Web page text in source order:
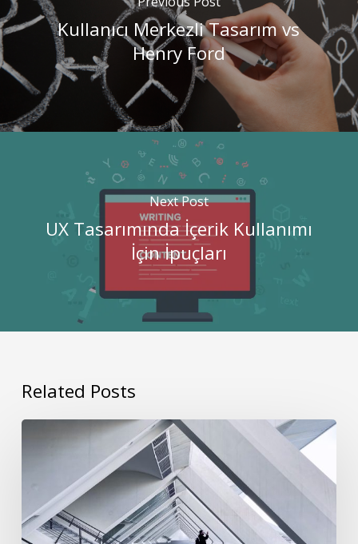
Kullanıcı Merkezli Tasarım vs
Henry Ford
Next Post
UX Tasarımında İçerik Kullanımı
İçin İpuçları
Related Posts
Kullanıcı
Deneyimi
Tasarımında
Görsel
Hiyerarşi: